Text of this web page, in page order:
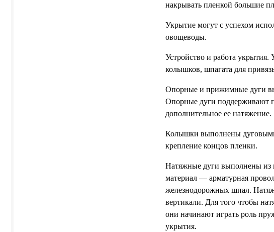
накрывать пленкой большие
Укрытие могут с успехом
овощеводы.
Устройство и работа
колышков, шпагата для
Опорные и прижимные дуги
Опорные дуги поддерживают
дополнительное ее натяжение.
Колышки выполнены
крепление концов пленки.
Натяжные дуги выполнены из
материал — арматурная
железнодорожных шпал.
вертикали. Для того чтобы
они начинают играть роль
укрытия.